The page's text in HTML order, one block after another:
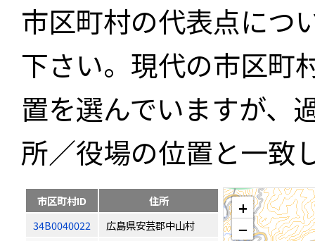
市区町村の代表点につ
下さい。現代の市区町
置を選んでいますが、
所／役場の位置と一致
市区町村ID
住所
34B0040022
広島県安芸郡中山村
+
−